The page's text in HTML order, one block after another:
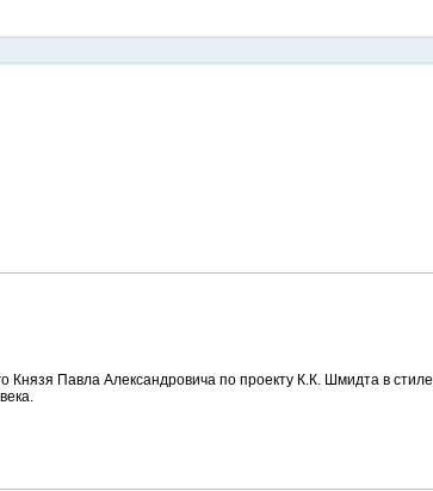
Князя Павла Александровича по проекту К.К. Шмидта в стиле